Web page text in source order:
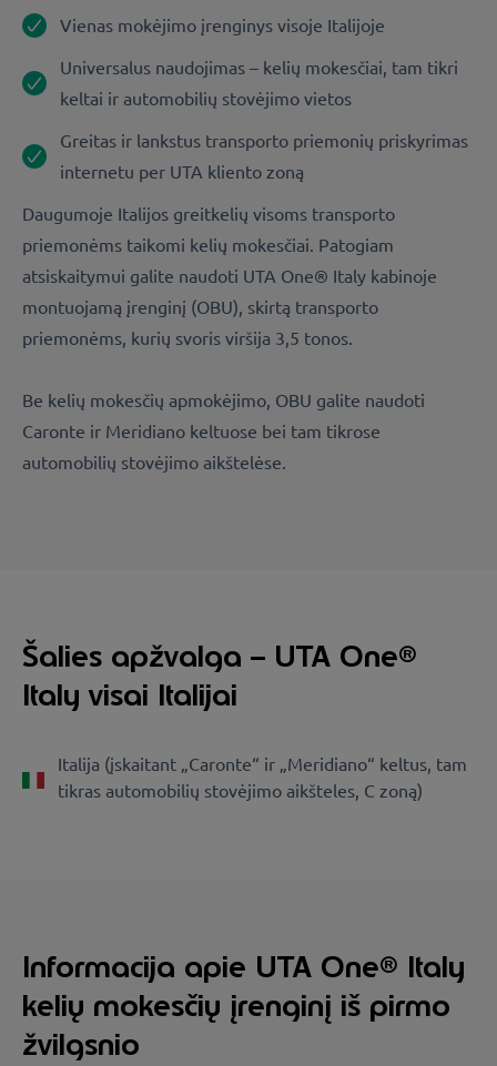
Vienas mokėjimo įrenginys visoje Italijoje
Universalus naudojimas – kelių mokesčiai, tam tikri
keltai ir automobilių stovėjimo vietos
Greitas ir lankstus transporto priemonių priskyrimas
internetu per UTA kliento zoną
Daugumoje Italijos greitkelių visoms transporto
priemonėms taikomi kelių mokesčiai. Patogiam
atsiskaitymui galite naudoti UTA One® Italy kabinoje
montuojamą įrenginį (OBU), skirtą transporto
priemonėms, kurių svoris viršija 3,5 tonos.
Be kelių mokesčių apmokėjimo, OBU galite naudoti
Caronte ir Meridiano keltuose bei tam tikrose
automobilių stovėjimo aikštelėse.
Šalies apžvalga – UTA One®
Italy visai Italijai
Italija (įskaitant „Caronte“ ir „Meridiano“ keltus, tam
tikras automobilių stovėjimo aikšteles, C zoną)
Informacija apie UTA One® Italy
kelių mokesčių įrenginį iš pirmo
žvilgsnio